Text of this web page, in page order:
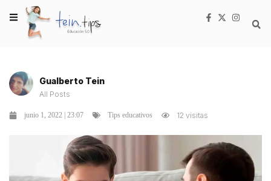
Gualberto Tein
All Posts
junio 1, 2022 | 23:07 Tips educativos 12 visitas